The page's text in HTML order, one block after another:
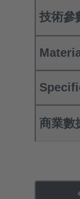
技術參
商業數